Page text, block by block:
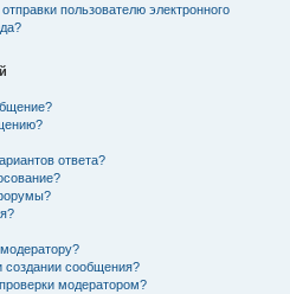
пользователю электронного
ответа?
создании сообщения?
модератором?